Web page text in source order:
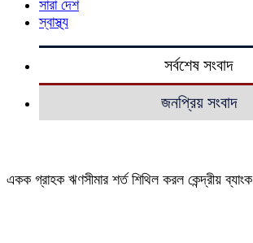
সারা দেশ
স্বাস্থ্য
সর্বশেষ সংবাদ
জনপ্রিয় সংবাদ
একক গ্রাহক ঋণসীমার শর্ত শিথিল করল কেন্দ্রীয় ব্যাংক